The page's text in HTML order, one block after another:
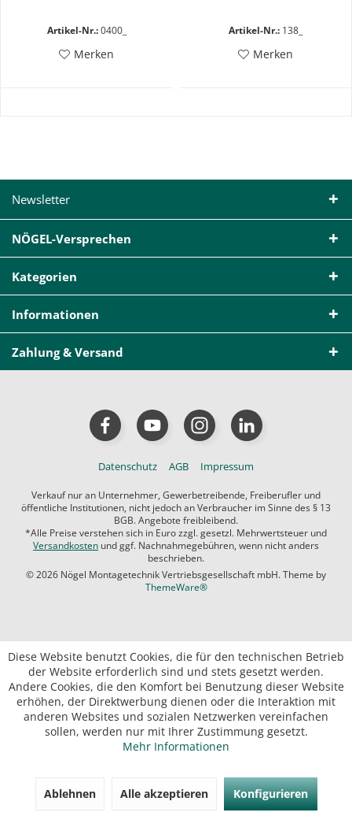
Artikel-Nr.:0400_
Merken
Artikel-Nr.:138_
Merken
Newsletter
NÖGEL-Versprechen
Kategorien
Informationen
Zahlung & Versand
Datenschutz AGB Impressum
Verkauf nur an Unternehmer, Gewerbetreibende, Freiberufler und
öffentliche Institutionen, nicht jedoch an Verbraucher im Sinne des § 13
BGB. Angebote freibleibend.
*Alle Preise verstehen sich in Euro zzgl. gesetzl. Mehrwertsteuer und
Versandkosten und ggf. Nachnahmegebühren, wenn nicht anders
beschrieben.
© 2026 Nögel Montagetechnik Vertriebsgesellschaft mbH. Theme by
ThemeWare®
Diese Website benutzt Cookies, die für den technischen Betrieb
der Website erforderlich sind und stets gesetzt werden.
Andere Cookies, die den Komfort bei Benutzung dieser Website
erhöhen, der Direktwerbung dienen oder die Interaktion mit
anderen Websites und sozialen Netzwerken vereinfachen
sollen, werden nur mit Ihrer Zustimmung gesetzt.
Mehr Informationen
Ablehnen Alle akzeptieren Konfigurieren